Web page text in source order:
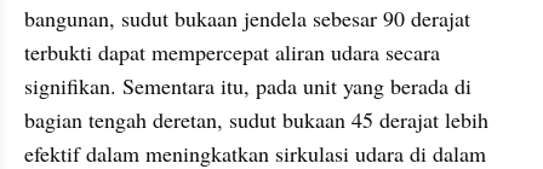
bangunan, sudut bukaan jendela sebesar 90 derajat
terbukti dapat mempercepat aliran udara secara
signifikan. Sementara itu, pada unit yang berada di
bagian tengah deretan, sudut bukaan 45 derajat lebih
efektif dalam meningkatkan sirkulasi udara di dalam